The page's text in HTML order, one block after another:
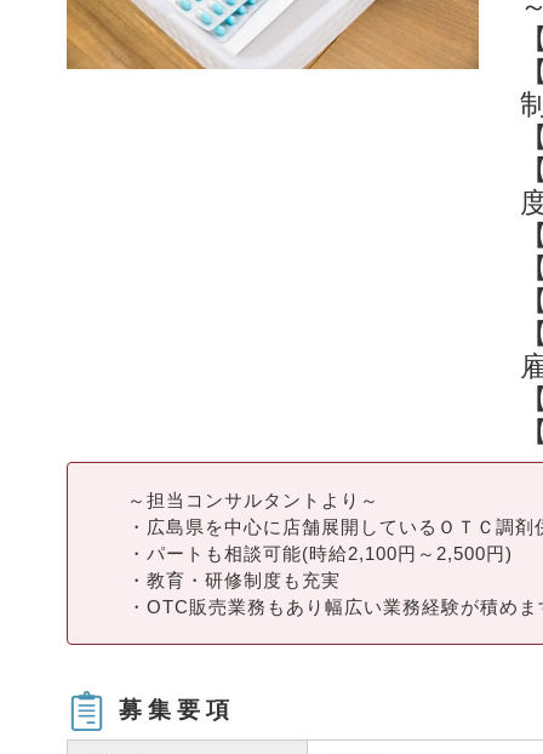
～担当コンサルタントより～
・広島県を中心に店舗展開しているＯＴＣ調
・パートも相談可能(時給2,100円～2,500円)
・教育・研修制度も充実
・OTC販売業務もあり幅広い業務経験が積めま
募集要項